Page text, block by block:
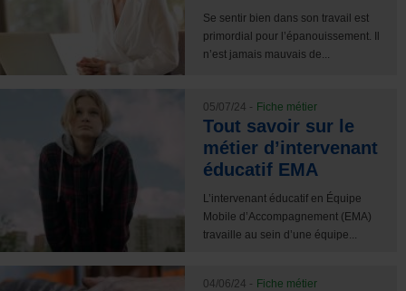
Se sentir bien dans son travail est
primordial pour l’épanouissement. Il
n’est jamais mauvais de...
05/07/24 - Fiche métier
Tout savoir sur le
métier d’intervenant
éducatif EMA
L’intervenant éducatif en Équipe
Mobile d’Accompagnement (EMA)
travaille au sein d’une équipe...
04/06/24 - Fiche métier